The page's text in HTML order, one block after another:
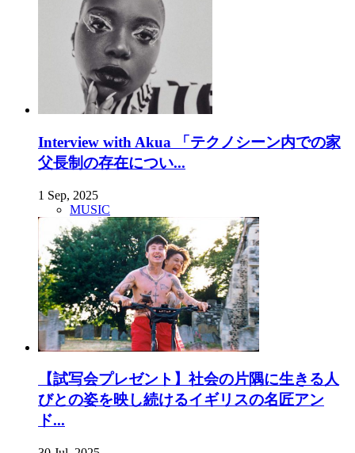
Interview with Akua 「テクノシーン内での家
父長制の存在につい...
1 Sep, 2025
MUSIC
【試写会プレゼント】社会の片隅に生きる人
びとの姿を映し続けるイギリスの名匠アン
ド...